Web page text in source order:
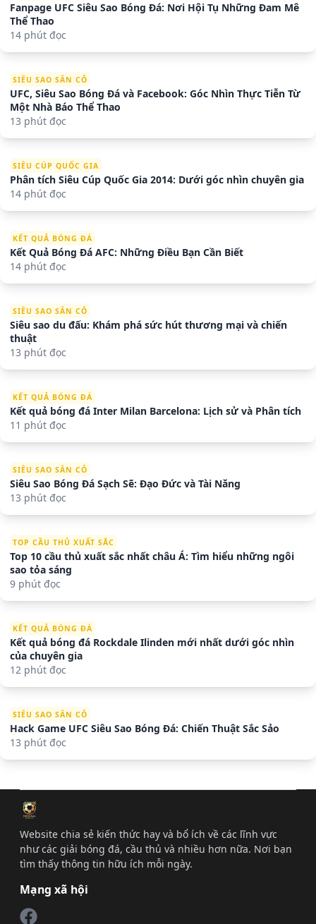
Fanpage UFC Siêu Sao Bóng Đá: Nơi Hội Tụ Những Đam Mê
Thể Thao
14 phút đọc
SIÊU SAO SÂN CỎ
UFC, Siêu Sao Bóng Đá và Facebook: Góc Nhìn Thực Tiễn Từ
Một Nhà Báo Thể Thao
13 phút đọc
SIÊU CÚP QUỐC GIA
Phân tích Siêu Cúp Quốc Gia 2014: Dưới góc nhìn chuyên gia
14 phút đọc
KẾT QUẢ BÓNG ĐÁ
Kết Quả Bóng Đá AFC: Những Điều Bạn Cần Biết
14 phút đọc
SIÊU SAO SÂN CỎ
Siêu sao du đấu: Khám phá sức hút thương mại và chiến
thuật
13 phút đọc
KẾT QUẢ BÓNG ĐÁ
Kết quả bóng đá Inter Milan Barcelona: Lịch sử và Phân tích
11 phút đọc
SIÊU SAO SÂN CỎ
Siêu Sao Bóng Đá Sạch Sẽ: Đạo Đức và Tài Năng
13 phút đọc
TOP CẦU THỦ XUẤT SẮC
Top 10 cầu thủ xuất sắc nhất châu Á: Tìm hiểu những ngôi
sao tỏa sáng
9 phút đọc
KẾT QUẢ BÓNG ĐÁ
Kết quả bóng đá Rockdale Ilinden mới nhất dưới góc nhìn
của chuyên gia
12 phút đọc
SIÊU SAO SÂN CỎ
Hack Game UFC Siêu Sao Bóng Đá: Chiến Thuật Sắc Sảo
13 phút đọc
Website chia sẻ kiến thức hay và bổ ích về các lĩnh vực
như các giải bóng đá, cầu thủ và nhiều hơn nữa. Nơi bạn
tìm thấy thông tin hữu ích mỗi ngày.
Mạng xã hội